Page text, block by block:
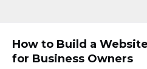
How to Build a
for Business Owners